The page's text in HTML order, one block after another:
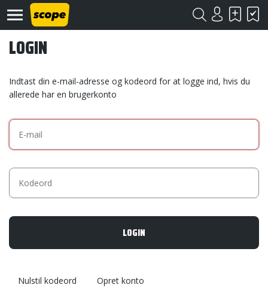
Kontakt
©
2020
LOGIN
Indtast din e-mail-adresse og kodeord for at logge ind, hvis du
allerede har en brugerkonto
Nulstil kodeord Opret konto